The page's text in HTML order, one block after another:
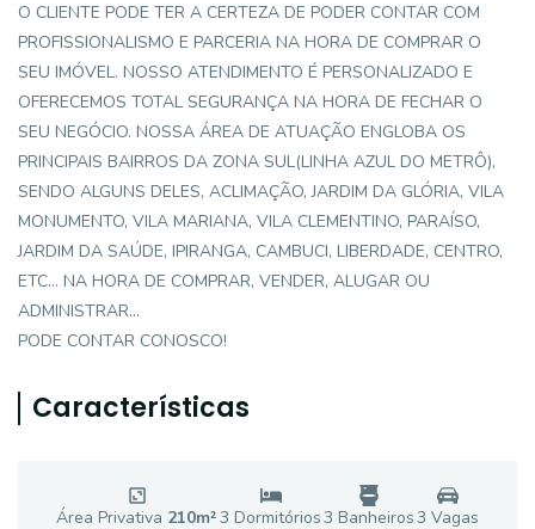
O CLIENTE PODE TER A CERTEZA DE PODER CONTAR COM
PROFISSIONALISMO E PARCERIA NA HORA DE COMPRAR O
SEU IMÓVEL. NOSSO ATENDIMENTO É PERSONALIZADO E
OFERECEMOS TOTAL SEGURANÇA NA HORA DE FECHAR O
SEU NEGÓCIO. NOSSA ÁREA DE ATUAÇÃO ENGLOBA OS
PRINCIPAIS BAIRROS DA ZONA SUL(LINHA AZUL DO METRÔ),
SENDO ALGUNS DELES, ACLIMAÇÃO, JARDIM DA GLÓRIA, VILA
MONUMENTO, VILA MARIANA, VILA CLEMENTINO, PARAÍSO,
JARDIM DA SAÚDE, IPIRANGA, CAMBUCI, LIBERDADE, CENTRO,
ETC... NA HORA DE COMPRAR, VENDER, ALUGAR OU
ADMINISTRAR...
PODE CONTAR CONOSCO!
Características
Área Privativa 210m²3 Dormitórios3 Banheiros3 Vagas